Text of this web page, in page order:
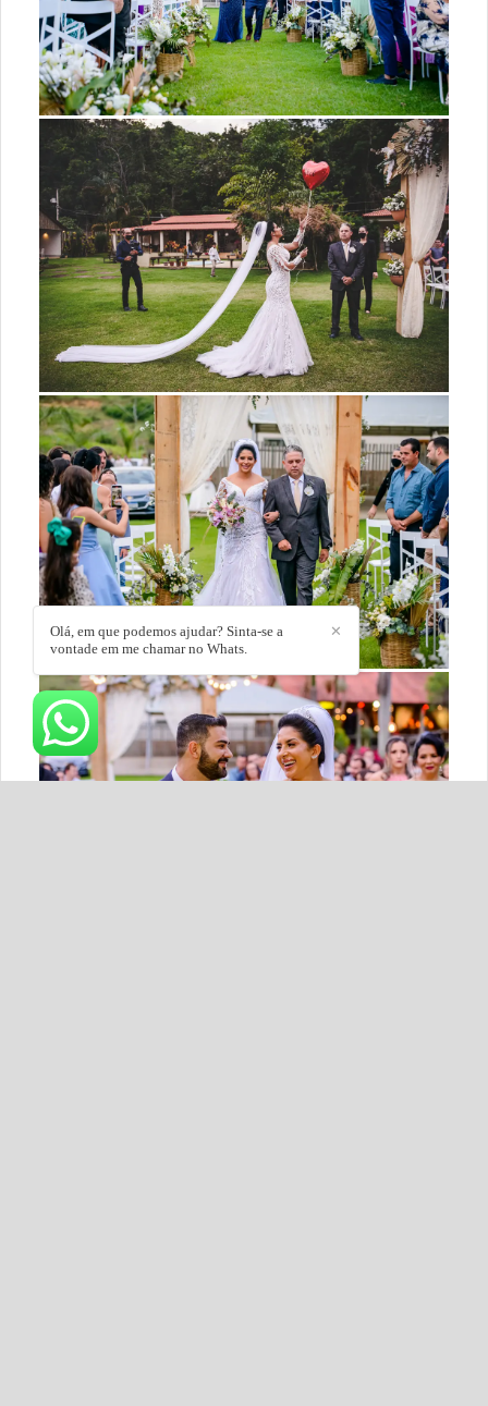
✕
Olá, em que podemos ajudar? Sinta-se a
vontade em me chamar no Whats.